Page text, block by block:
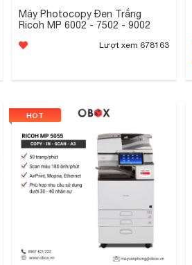
Máy Photocopy Đen Trắng
Ricoh MP 6002 - 7502 - 9002
Lượt xem 678163
HOT